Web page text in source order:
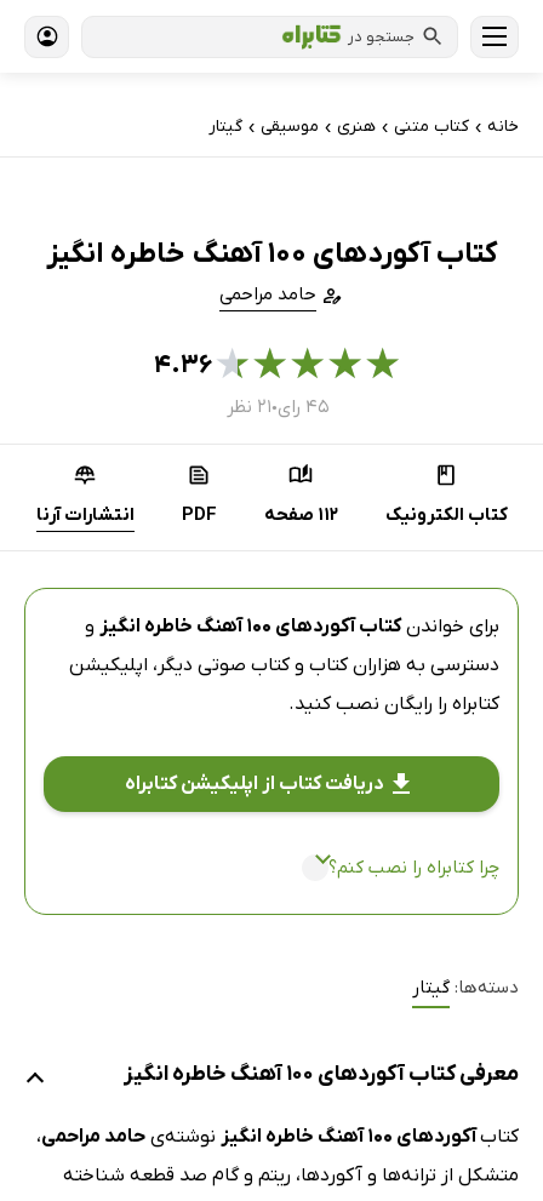
جستجو در
خانه › کتاب‌ متنی › هنری › موسیقی › گیتار
کتاب آکوردهای 100 آهنگ خاطره انگیز
حامد مراحمی
★
★
★
★
★۴.۳۶
۴۵ رای ● ۲۱ نظر
کتاب الکترونیک 112 صفحه PDF انتشارات آرنا
برای خواندنکتاب آکوردهای 100 آهنگ خاطره انگیز
و
دسترسی به هزاران کتاب و کتاب صوتی دیگر، اپلیکیشن
کتابراه را رایگان نصب کنید.
دریافت کتاب از اپلیکیشن کتابراه
چرا کتابراه را نصب کنم؟
دسته‌ها: گیتار
معرفی کتاب آکوردهای 100 آهنگ خاطره انگیز
کتابآکوردهای 100 آهنگ خاطره انگیز نوشته‌ی حامد مراحمی،
متشکل از ترانه‌ها و آکوردها، ریتم و گام صد قطعه شناخته